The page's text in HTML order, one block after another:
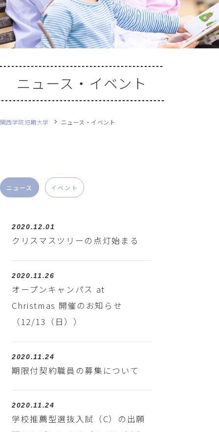
ニュース・イベント
関西学院短期大学 ニュース・イベント
ニュース イベント
2020.12.01
クリスマスツリーの点灯始まる
2020.11.26
オープンキャンパス at
Christmas 開催のお知らせ
（12/13（日））
2020.11.24
期限付契約職員の募集について
2020.11.24
学校推薦型選抜入試（C）の出願